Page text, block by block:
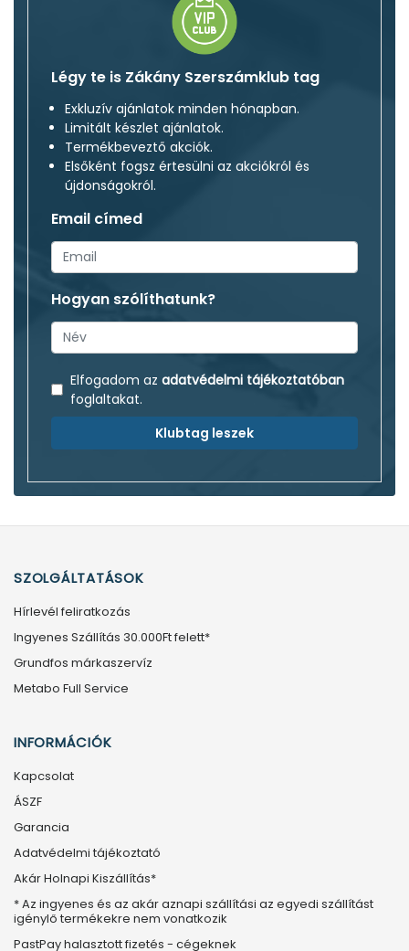
Légy te is Zákány Szerszámklub tag
Exkluzív ajánlatok minden hónapban.
Limitált készlet ajánlatok.
Termékbeveztő akciók.
Elsőként fogsz értesülni az akciókról és
újdonságokról.
Email címed
Hogyan szólíthatunk?
Elfogadom az adatvédelmi tájékoztatóban
foglaltakat.
Klubtag leszek
SZOLGÁLTATÁSOK
Hírlevél feliratkozás
Ingyenes Szállítás 30.000Ft felett*
Grundfos márkaszervíz
Metabo Full Service
INFORMÁCIÓK
Kapcsolat
ÁSZF
Garancia
Adatvédelmi tájékoztató
Akár Holnapi Kiszállítás*
* Az ingyenes és az akár aznapi szállítási az egyedi szállítást
igénylő termékekre nem vonatkozik
PastPay halasztott fizetés - cégeknek